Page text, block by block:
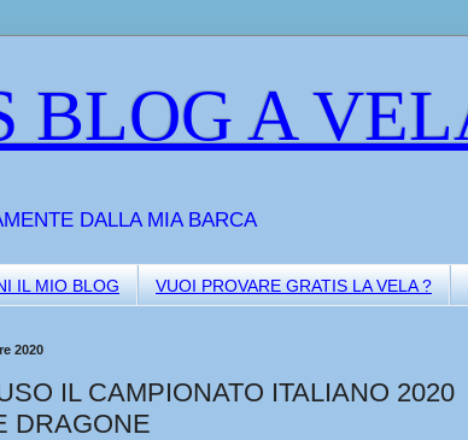
BLOG A
DALLA MIA BARCA
IL MIO BLOG VUOI PROVARE GRATIS LA VELA ?
2020
IL CAMPIONATO ITALIANO 2020
DRAGONE